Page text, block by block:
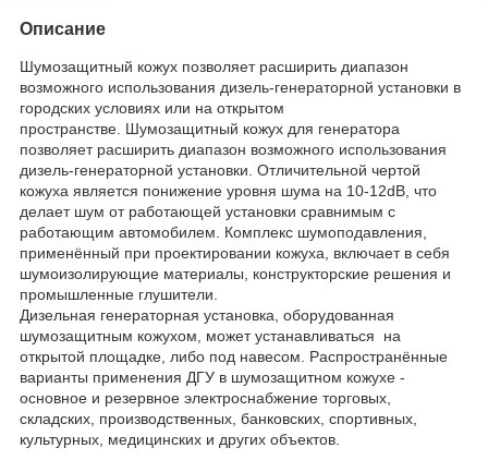
Описание
Шумозащитный кожух позволяет расширить диапазон
возможного использования дизель-генераторной установки в
городских условиях или на открытом
пространстве. Шумозащитный кожух для генератора
позволяет расширить диапазон возможного использования
дизель-генераторной установки. Отличительной чертой
кожуха является понижение уровня шума на 10-12dB, что
делает шум от работающей установки сравнимым с
работающим автомобилем. Комплекс шумоподавления,
применённый при проектировании кожуха, включает в себя
шумоизолирующие материалы, конструкторские решения и
промышленные глушители.
Дизельная генераторная установка, оборудованная
шумозащитным кожухом, может устанавливаться на
открытой площадке, либо под навесом. Распространённые
варианты применения ДГУ в шумозащитном кожухе -
основное и резервное электроснабжение торговых,
складских, производственных, банковских, спортивных,
культурных, медицинских и других объектов.